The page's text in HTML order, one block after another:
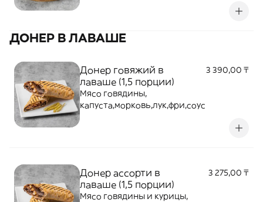
ДОНЕР В ЛАВАШЕ
Донер говяжий в
лаваше (1,5 порции)
3 390,00 ₸
Мясо говядины,
капуста,морковь,лук,фри,соус
Донер ассорти в
лаваше (1,5 порции)
3 275,00 ₸
Мясо говядины и курицы,